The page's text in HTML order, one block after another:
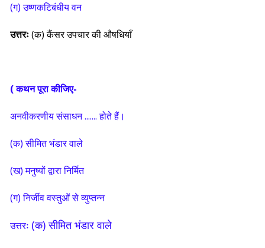
(ग) उष्णकटिबंधीय वन
उत्तरः(क) कैंसर उपचार की औषधियाँ
( कथन पूरा कीजिए-
अनवीकरणीय संसाधन ....... होते हैं।
(क) सीमित भंडार वाले
(ख) मनुष्यों द्वारा निर्मित
(ग) निर्जीव वस्तुओं से व्युप्तन्न
उत्तरः (क) सीमित भंडार वाले